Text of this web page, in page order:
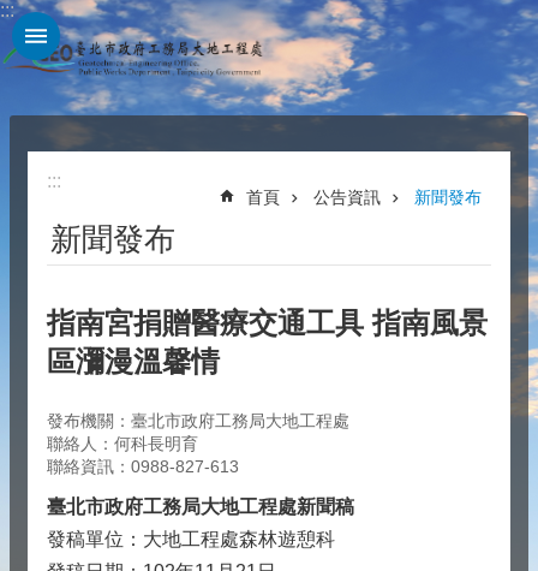
跳到主要內容區塊
:::
:::
首頁 公告資訊 新聞發布
新聞發布
指南宮捐贈醫療交通工具 指南風景
區瀰漫溫馨情
發布機關：臺北市政府工務局大地工程處
聯絡人：何科長明育
聯絡資訊：0988-827-613
臺北市政府工務局大地工程處新聞稿
發稿單位：大地工程處森林遊憩科